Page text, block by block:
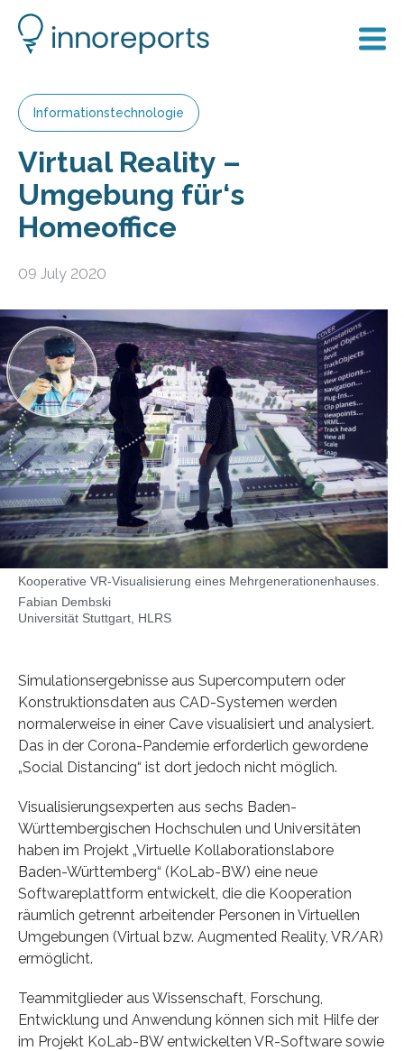
Informationstechnologie
Virtual Reality –
Umgebung für‘s
Homeoffice
09 July 2020
Kooperative VR-Visualisierung eines Mehrgenerationenhauses.
Fabian Dembski
Universität Stuttgart, HLRS
Simulationsergebnisse aus Supercomputern oder
Konstruktionsdaten aus CAD-Systemen werden
normalerweise in einer Cave visualisiert und analysiert.
Das in der Corona-Pandemie erforderlich gewordene
„Social Distancing“ ist dort jedoch nicht möglich.
Visualisierungsexperten aus sechs Baden-
Württembergischen Hochschulen und Universitäten
haben im Projekt „Virtuelle Kollaborationslabore
Baden-Württemberg“ (KoLab-BW) eine neue
Softwareplattform entwickelt, die die Kooperation
räumlich getrennt arbeitender Personen in Virtuellen
Umgebungen (Virtual bzw. Augmented Reality, VR/AR)
ermöglicht.
Teammitglieder aus Wissenschaft, Forschung,
Entwicklung und Anwendung können sich mit Hilfe der
im Projekt KoLab-BW entwickelten VR-Software sowie